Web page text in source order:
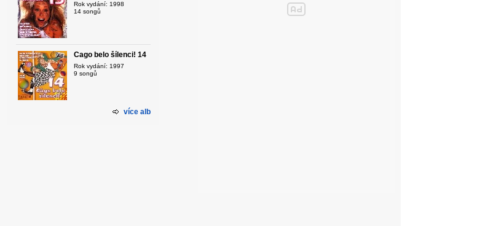
Rok vydání: 1998
14 songů
Čago belo šílenci! 14
Rok vydání: 1997
9 songů
více alb